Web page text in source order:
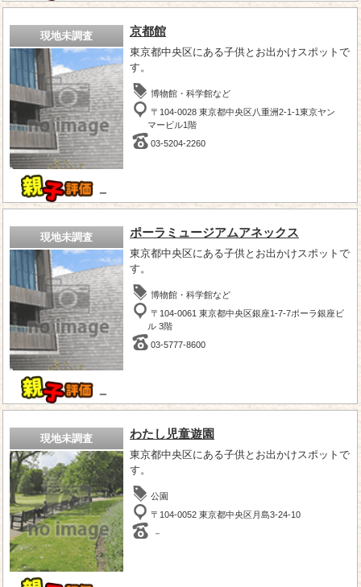
現地未調査
－
京都館
東京都中央区にある子供とお出かけスポットで
す。
博物館・科学館など
〒104-0028 東京都中央区八重洲2-1-1東京ヤン
マービル1階
03-5204-2260
現地未調査
－
ポーラミュージアムアネックス
東京都中央区にある子供とお出かけスポットで
す。
博物館・科学館など
〒104-0061 東京都中央区銀座1-7-7ポーラ銀座ビ
ル 3階
03-5777-8600
現地未調査 わたし児童遊園
東京都中央区にある子供とお出かけスポットで
す。
公園
〒104-0052 東京都中央区月島3-24-10
－